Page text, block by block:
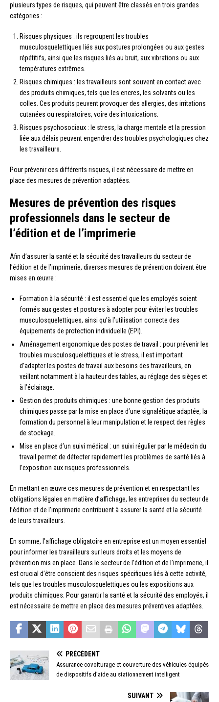
plusieurs types de risques, qui peuvent être classés en trois grandes
catégories :
Risques physiques : ils regroupent les troubles
musculosquelettiques liés aux postures prolongées ou aux gestes
répétitifs, ainsi que les risques liés au bruit, aux vibrations ou aux
températures extrêmes.
Risques chimiques : les travailleurs sont souvent en contact avec
des produits chimiques, tels que les encres, les solvants ou les
colles. Ces produits peuvent provoquer des allergies, des irritations
cutanées ou respiratoires, voire des intoxications.
Risques psychosociaux : le stress, la charge mentale et la pression
liée aux délais peuvent engendrer des troubles psychologiques chez
les travailleurs.
Pour prévenir ces différents risques, il est nécessaire de mettre en
place des mesures de prévention adaptées.
Mesures de prévention des risques
professionnels dans le secteur de
l’édition et de l’imprimerie
Afin d’assurer la santé et la sécurité des travailleurs du secteur de
l’édition et de l’imprimerie, diverses mesures de prévention doivent être
mises en œuvre :
Formation à la sécurité : il est essentiel que les employés soient
formés aux gestes et postures à adopter pour éviter les troubles
musculosquelettiques, ainsi qu’à l’utilisation correcte des
équipements de protection individuelle (EPI).
Aménagement ergonomique des postes de travail : pour prévenir les
troubles musculosquelettiques et le stress, il est important
d’adapter les postes de travail aux besoins des travailleurs, en
veillant notamment à la hauteur des tables, au réglage des sièges et
à l’éclairage.
Gestion des produits chimiques : une bonne gestion des produits
chimiques passe par la mise en place d’une signalétique adaptée, la
formation du personnel à leur manipulation et le respect des règles
de stockage.
Mise en place d’un suivi médical : un suivi régulier par le médecin du
travail permet de détecter rapidement les problèmes de santé liés à
l’exposition aux risques professionnels.
En mettant en œuvre ces mesures de prévention et en respectant les
obligations légales en matière d’affichage, les entreprises du secteur de
l’édition et de l’imprimerie contribuent à assurer la santé et la sécurité
de leurs travailleurs.
En somme, l’affichage obligatoire en entreprise est un moyen essentiel
pour informer les travailleurs sur leurs droits et les moyens de
prévention mis en place. Dans le secteur de l’édition et de l’imprimerie, il
est crucial d’être conscient des risques spécifiques liés à cette activité,
tels que les troubles musculosquelettiques ou les expositions aux
produits chimiques. Pour garantir la santé et la sécurité des employés, il
est nécessaire de mettre en place des mesures préventives adaptées.
PRÉCÉDENT
Assurance covoiturage et couverture des véhicules équipés
de dispositifs d’aide au stationnement intelligent
SUIVANT